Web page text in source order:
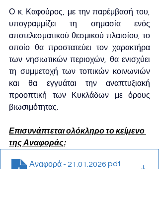
Ο κ. Καφούρος, με την παρέμβασή του,
υπογραμμίζει τη σημασία ενός
αποτελεσματικού θεσμικού πλαισίου, το
οποίο θα προστατεύει τον χαρακτήρα
των νησιωτικών περιοχών, θα ενισχύει
τη συμμετοχή των τοπικών κοινωνιών
και θα εγγυάται την αναπτυξιακή
προοπτική των Κυκλάδων με όρους
βιωσιμότητας.
Επισυνάπτεται ολόκληρο το κείμενο
της Αναφοράς:
Αναφορά - 21.01.2026 .pdf